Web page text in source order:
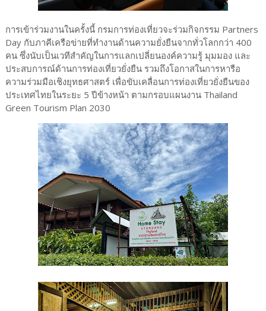
การเข้าร่วมงานในครั้งนี้ กรมการท่องเที่ยวจะร่วมกิจกรรม Partners
Day กับภาคีเครือข่ายที่ทำงานด้านความยั่งยืนจากทั่วโลกกว่า 400
คน ซึ่งนับเป็นเวทีสำคัญในการแลกเปลี่ยนองค์ความรู้ มุมมอง และ
ประสบการณ์ด้านการท่องเที่ยวยั่งยืน รวมถึงโอกาสในการหารือ
ความร่วมมือเชิงยุทธศาสตร์ เพื่อขับเคลื่อนการท่องเที่ยวยั่งยืนของ
ประเทศไทยในระยะ 5 ปีข้างหน้า ตามกรอบแผนงาน Thailand
Green Tourism Plan 2030